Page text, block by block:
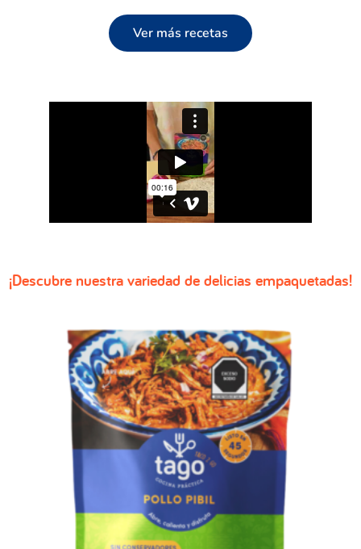
Ver más recetas
¡Descubre nuestra variedad de delicias empaquetadas!